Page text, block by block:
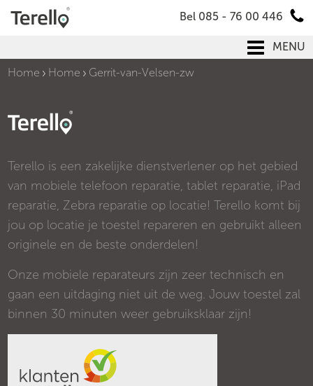
Bel 085 - 76 00 446
MENU
Home
Home Gerrit-van-Velsen-zw
Terello is een zakelijke dienstverlener op het gebied
van mobiele telefoon reparatie, tablet reparatie, iPad
reparatie, Zebra reparatie op locatie! Terello komt bij
jou op locatie je toestel repareren en gebruikt alleen
originele en de beste onderdelen!
Onze mobiele reparateurs zijn zeer technisch en
gaan een uitdaging niet uit de weg. Jouw toestel zal
binnen 30 minuten weer gebruiksklaar zijn!